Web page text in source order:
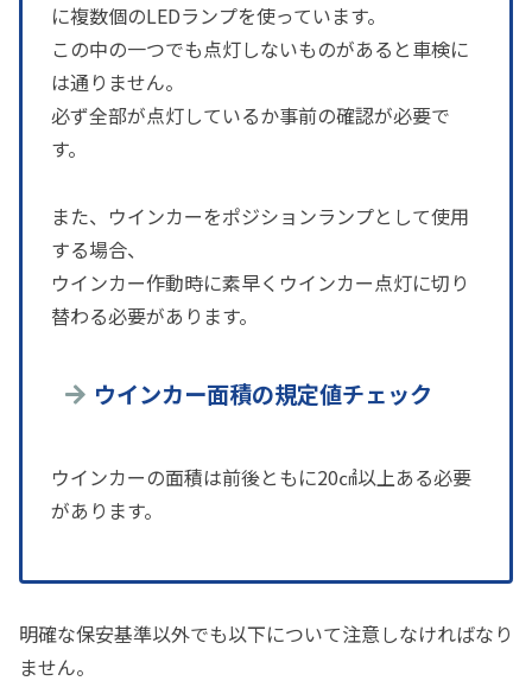
に複数個のLEDランプを使っています。
この中の一つでも点灯しないものがあると車検に
は通りません。
必ず全部が点灯しているか事前の確認が必要で
す。
また、ウインカーをポジションランプとして使用
する場合、
ウインカー作動時に素早くウインカー点灯に切り
替わる必要があります。
ウインカー面積の規定値チェック
ウインカーの面積は前後ともに20㎠以上ある必要
があります。
明確な保安基準以外でも以下について注意しなければなり
ません。